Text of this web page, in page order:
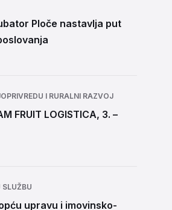
Ploče nastavlja put
I RURALNI RAZVOJ
FRUIT LOGISTICA, 3. –
SLUŽBU
upravu i imovinsko-